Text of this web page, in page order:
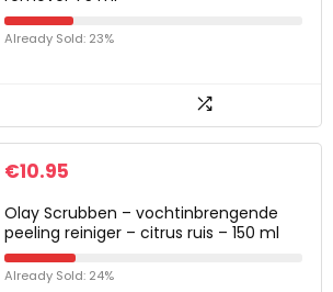
Already Sold: 23%
€10.95
Olay Scrubben – vochtinbrengende
peeling reiniger – citrus ruis – 150 ml
Already Sold: 24%